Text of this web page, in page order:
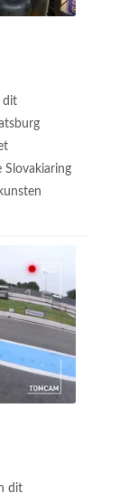
dit
Slovakiaring
dit